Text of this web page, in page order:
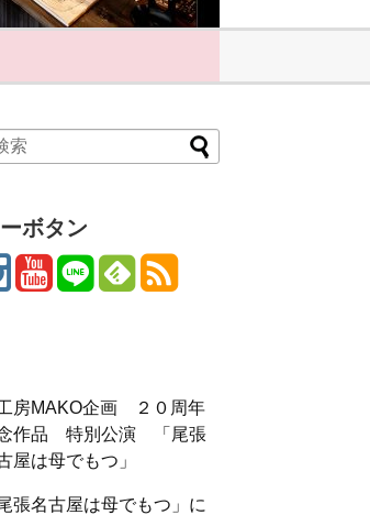
ボタン
房MAKO企画 ２０周年
作品 特別公演 「尾張
屋は母でもつ」
尾張名古屋は母でもつ」に